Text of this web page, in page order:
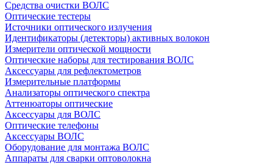
Средства очистки ВОЛС
Оптические тестеры
Источники оптического излучения
Идентификаторы (детекторы) активных волокон
Измерители оптической мощности
Оптические наборы для тестирования ВОЛС
Аксессуары для рефлектометров
Измерительные платформы
Анализаторы оптического спектра
Аттенюаторы оптические
Аксессуары для ВОЛС
Оптические телефоны
Аксессуары ВОЛС
Оборудование для монтажа ВОЛС
Аппараты для сварки оптоволокна